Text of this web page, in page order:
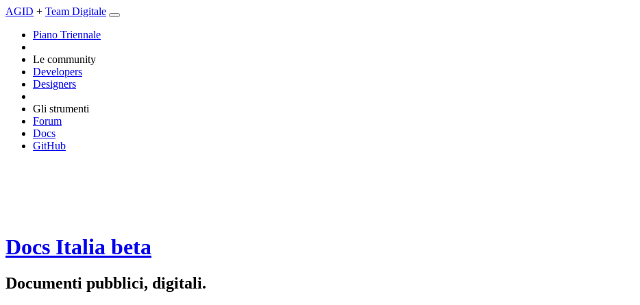
AGID + Team Digitale
Piano Triennale
Le community
Developers
Designers
Gli strumenti
Forum
Docs
GitHub
Docs Italia beta
Documenti pubblici, digitali.